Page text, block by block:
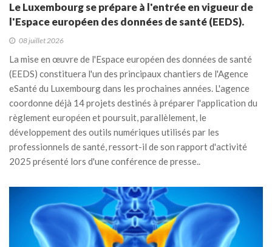
Le Luxembourg se prépare à l'entrée en vigueur de
l'Espace européen des données de santé (EEDS).
08 juillet 2026
La mise en œuvre de l'Espace européen des données de santé
(EEDS) constituera l'un des principaux chantiers de l'Agence
eSanté du Luxembourg dans les prochaines années. L'agence
coordonne déjà 14 projets destinés à préparer l'application du
règlement européen et poursuit, parallèlement, le
développement des outils numériques utilisés par les
professionnels de santé, ressort-il de son rapport d'activité
2025 présenté lors d'une conférence de presse..